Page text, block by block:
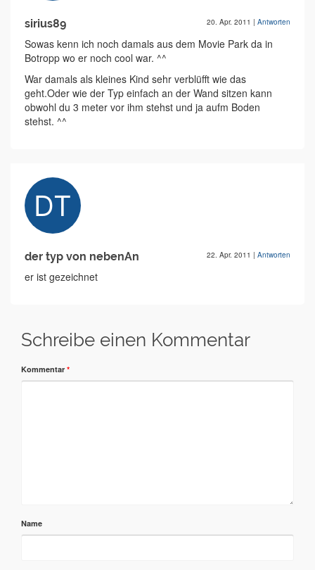
sirius89 20. Apr. 2011 | Antworten
Sowas kenn ich noch damals aus dem Movie Park da in
Botropp wo er noch cool war. ^^
War damals als kleines Kind sehr verblüfft wie das
geht.Oder wie der Typ einfach an der Wand sitzen kann
obwohl du 3 meter vor ihm stehst und ja aufm Boden
stehst. ^^
der typ von nebenAn 22. Apr. 2011 | Antworten
er ist gezeichnet
Schreibe einen Kommentar
Kommentar *
Name